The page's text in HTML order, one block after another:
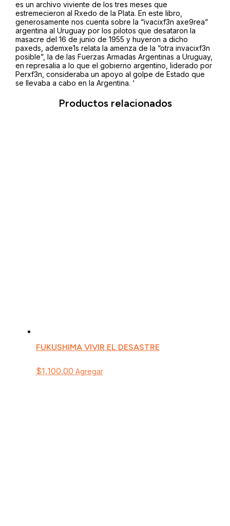
es un archivo viviente de los tres meses que
estremecieron al Rxedo de la Plata. En este libro,
generosamente nos cuenta sobre la “ivacixf3n axe9rea”
argentina al Uruguay por los pilotos que desataron la
masacre del 16 de junio de 1955 y huyeron a dicho
paxeds, ademxe1s relata la amenza de la “otra invacixf3n
posible”, la de las Fuerzas Armadas Argentinas a Uruguay,
en represalia a lo que el gobierno argentino, liderado por
Perxf3n, consideraba un apoyo al golpe de Estado que
se llevaba a cabo en la Argentina. ‘
Productos relacionados
FUKUSHIMA VIVIR EL DESASTRE
$1,100.00 Agregar